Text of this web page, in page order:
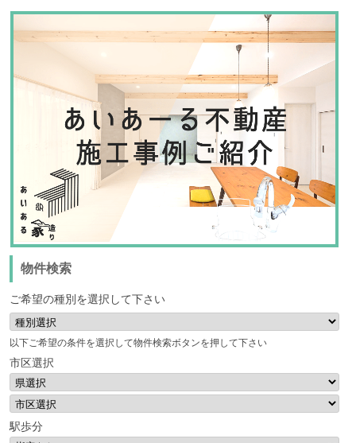
物件検索
ご希望の種別を選択して下さい
以下ご希望の条件を選択して物件検索ボタンを押して下さい
市区選択
駅歩分